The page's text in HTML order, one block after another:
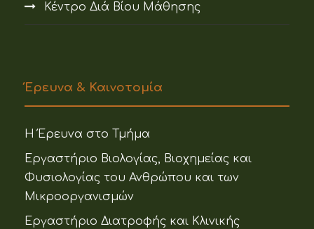
Κέντρο Διά Βίου Μάθησης
Έρευνα & Καινοτομία
Η Έρευνα στο Τμήμα
Εργαστήριο Βιολογίας, Βιοχημείας και
Φυσιολογίας του Ανθρώπου και των
Μικροοργανισμών
Εργαστήριο Διατροφής και Κλινικής